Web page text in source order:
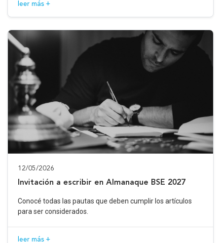
leer más +
12/05/2026
Invitación a escribir en Almanaque BSE 2027
Conocé todas las pautas que deben cumplir los artículos
para ser considerados.
leer más +